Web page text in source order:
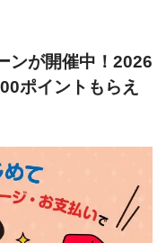
ンが開催中！2026
ポイントもらえ